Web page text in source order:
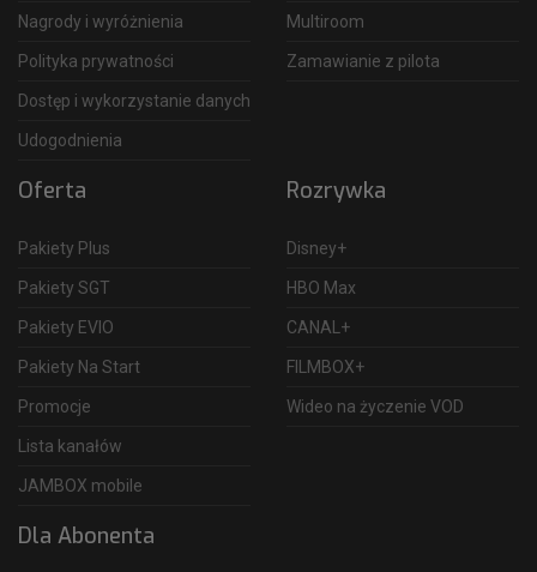
Nagrody i wyróżnienia
Polityka prywatności
Dostęp i wykorzystanie danych
Udogodnienia
Multiroom
Zamawianie z pilota
Oferta
Pakiety Plus
Pakiety SGT
Pakiety EVIO
Pakiety Na Start
Promocje
Lista kanałów
JAMBOX mobile
Rozrywka
Disney+
HBO Max
CANAL+
FILMBOX+
Wideo na życzenie VOD
Dla Abonenta